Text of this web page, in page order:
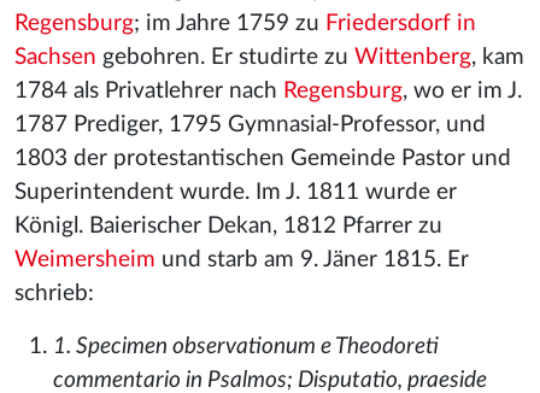
Regensburg; im Jahre 1759 zu Friedersdorf in
Sachsen gebohren. Er studirte zu Wittenberg, kam
1784 als Privatlehrer nach Regensburg, wo er im J.
1787 Prediger, 1795 Gymnasial-Professor, und
1803 der protestantischen Gemeinde Pastor und
Superintendent wurde. Im J. 1811 wurde er
Königl. Baierischer Dekan, 1812 Pfarrer zu
Weimersheim und starb am 9. Jäner 1815. Er
schrieb:
1. Specimen observationum e Theodoreti
commentario in Psalmos; Disputatio, praeside